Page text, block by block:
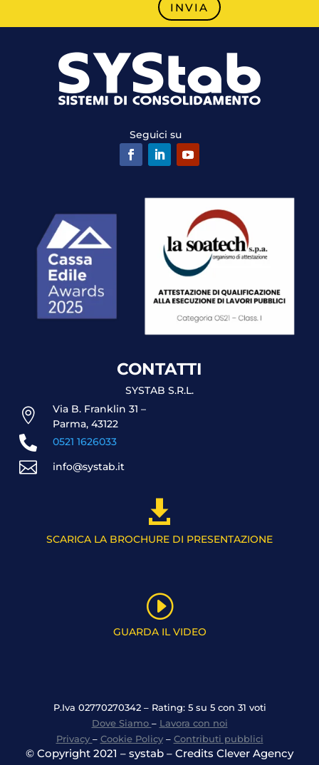
INVIA
Seguici su
CONTATTI
SYSTAB S.R.L.

Via B. Franklin 31 –
Parma, 43122
 0521 1626033
 info@systab.it

SCARICA LA BROCHURE DI PRESENTAZIONE
I
GUARDA IL VIDEO
P.Iva 02770270342 – Rating: 5 su 5 con 31 voti
Dove Siamo – Lavora con noi
Privacy – Cookie Policy– Contributi pubblici
© Copyright 2021 – systab – Credits Clever Agency